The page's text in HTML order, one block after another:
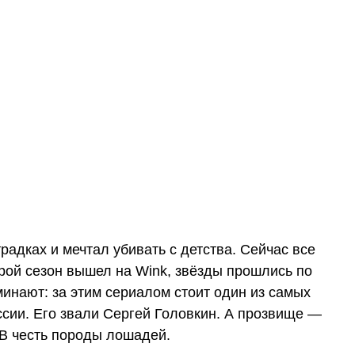
и мечтал убивать с детства. Сейчас все
сезон вышел на Wink, звёзды прошлись по
за этим сериалом стоит один из самых
Его звали Сергей Головкин. А прозвище —
честь породы лошадей.